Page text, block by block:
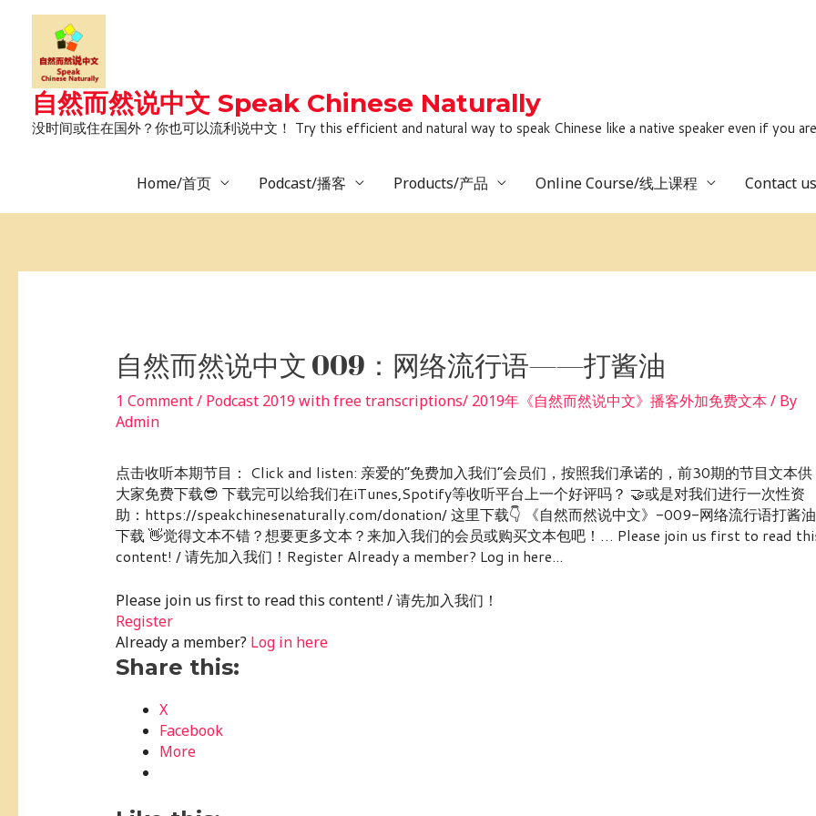
自然而然说中文 Speak Chinese Naturally
没时间或住在国外？你也可以流利说中文！ Try this efficient and natural way to speak Chinese like a native speaker even if you
Home/首页 Podcast/播客 Products/产品 Online Course/线上课程 Contact
自然而然说中文 009：网络流行语——打酱油
1 Comment/ Podcast 2019 with free transcriptions/ 2019年《自然而然说中文》播客外加免费文本 / By
Admin
点击收听本期节目： Click and listen: 亲爱的“免费加入我们”会员们，按照我们承诺的，前30期的节目文本供
大家免费下载😎 下载完可以给我们在iTunes,Spotify等收听平台上一个好评吗？ 🤝或是对我们进行一次性资
助：https://speakchinesenaturally.com/donation/ 这里下载👇 《自然而然说中文》-009-网络流行语打酱油
下载 👋觉得文本不错？想要更多文本？来加入我们的会员或购买文本包吧！… Please join us first to read
content! / 请先加入我们！Register Already a member? Log in here...
Please join us first to read this content! / 请先加入我们！
Register
Already a member? Log in here
Share this:
X
Facebook
More